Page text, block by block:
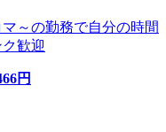
～の勤務で自分の時間
歓迎
円